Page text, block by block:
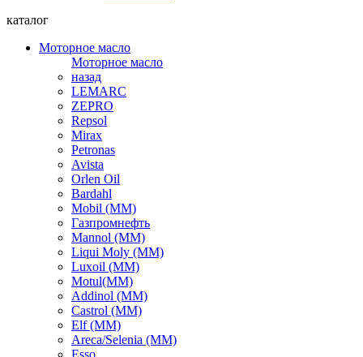
каталог
Моторное масло
Моторное масло
назад
LEMARC
ZEPRO
Repsol
Mirax
Petronas
Avista
Orlen Oil
Bardahl
Mobil (ММ)
Газпромнефть
Mannol (ММ)
Liqui Moly (ММ)
Luxoil (ММ)
Motul(ММ)
Addinol (ММ)
Castrol (ММ)
Elf (ММ)
Areca/Selenia (ММ)
Esso